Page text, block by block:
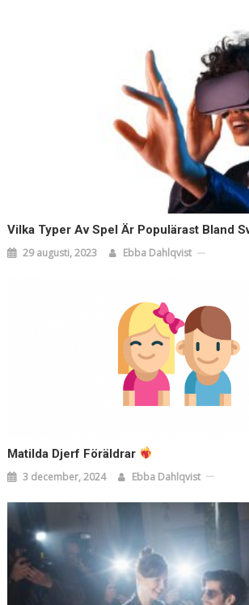
Vilka Typer Av Spel Är Populärast Bland
29 augusti, 2023 Ebba Dahlqvist
Matilda Djerf Föräldrar
3 december, 2024 Ebba Dahlqvist